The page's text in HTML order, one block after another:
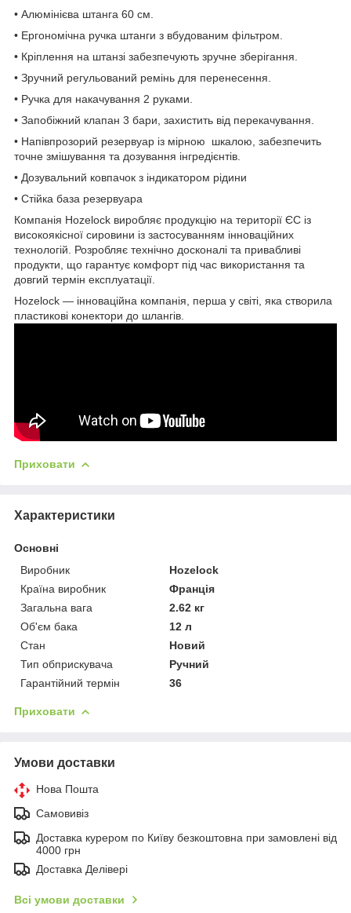
• Алюмінієва штанга 60 см.
• Ергономічна ручка штанги з вбудованим фільтром.
• Кріплення на штанзі забезпечують зручне зберігання.
• Зручний регульований ремінь для перенесення.
• Ручка для накачування 2 руками.
• Запобіжний клапан 3 бари, захистить від перекачування.
• Напівпрозорий резервуар із мірною шкалою, забезпечить
точне змішування та дозування інгредієнтів.
• Дозувальний ковпачок з індикатором рідини
• Стійка база резервуара
Компанія Hozelock виробляє продукцію на території ЄС із
високоякісної сировини із застосуванням інноваційних
технологій. Розробляє технічно досконалі та привабливі
продукти, що гарантує комфорт під час використання та
довгий термін експлуатації.
Hozelock — інноваційна компанія, перша у світі, яка створила
пластикові конектори до шлангів.
Приховати
Характеристики
Основні
Виробник
Hozelock
Країна виробник
Франція
Загальна вага
2.62 кг
Об'єм бака
12 л
Стан
Новий
Тип обприскувача
Ручний
Гарантійний термін
36
Приховати
Умови доставки
Нова Пошта
Самовивіз
Доставка курером по Київу безкоштовна при замовлені від
4000 грн
Доставка Делівері
Всі умови доставки